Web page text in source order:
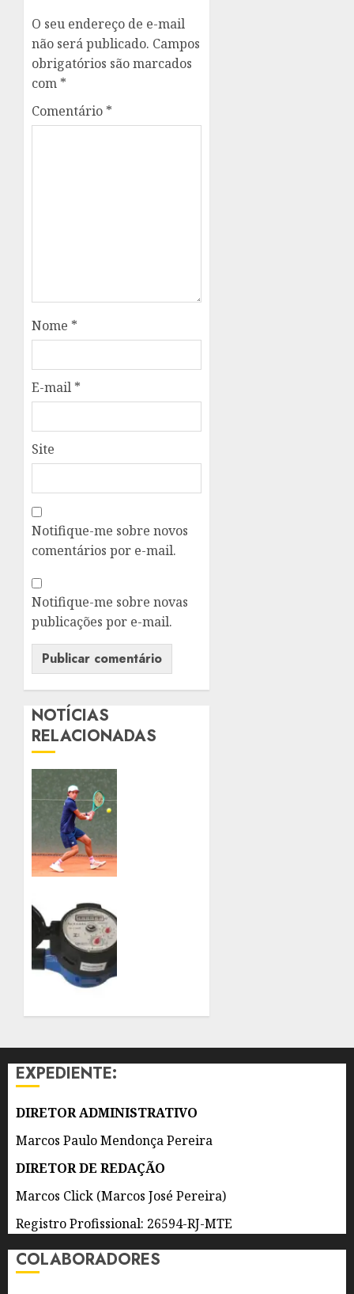
O seu endereço de e-mail
não será publicado. Campos
obrigatórios são marcados
com *
Comentário *
Nome *
E-mail *
Site
Notifique-me sobre novos
comentários por e-mail.
Notifique-me sobre novas
publicações por e-mail.
NOTÍCIAS
RELACIONADAS
DE 16
0
AGOSTO
EXPEDIENTE:
DIRETOR ADMINISTRATIVO
Marcos Paulo Mendonça Pereira
DIRETOR DE REDAÇÃO
Marcos Click (Marcos José Pereira)
Registro Profissional: 26594-RJ-MTE
COLABORADORES